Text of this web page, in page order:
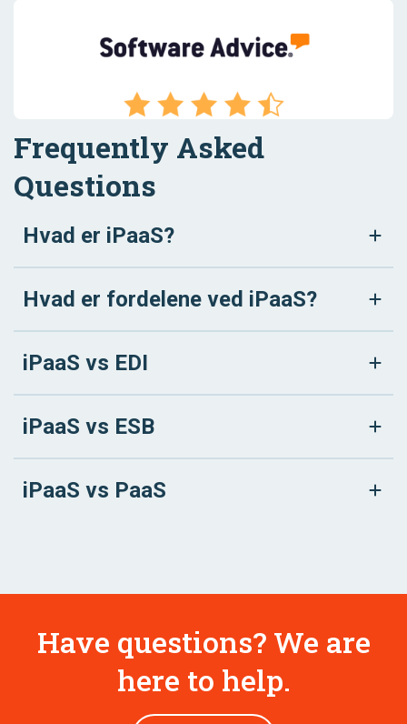
Frequently Asked
Questions
Hvad er iPaaS?
Hvad er fordelene ved iPaaS?
iPaaS vs EDI
iPaaS vs ESB
iPaaS vs PaaS
Have questions? We are
here to help.